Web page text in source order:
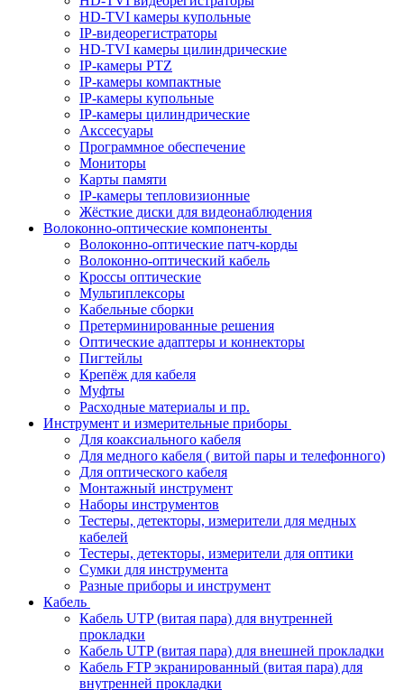
HD-TVI камеры купольные
IP-видеорегистраторы
HD-TVI камеры цилиндрические
IP-камеры PTZ
IP-камеры компактные
IP-камеры купольные
IP-камеры цилиндрические
Акссесуары
Программное обеспечение
Мониторы
Карты памяти
IP-камеры тепловизионные
Жёсткие диски для видеонаблюдения
Волоконно-оптические компоненты
Волоконно-оптические патч-корды
Волоконно-оптический кабель
Кроссы оптические
Мультиплексоры
Кабельные сборки
Претерминированные решения
Оптические адаптеры и коннекторы
Пигтейлы
Крепёж для кабеля
Муфты
Расходные материалы и пр.
Инструмент и измерительные приборы
Для коаксиального кабеля
Для медного кабеля ( витой пары и телефонного)
Для оптического кабеля
Монтажный инструмент
Наборы инструментов
Тестеры, детекторы, измерители для медных
кабелей
Тестеры, детекторы, измерители для оптики
Сумки для инструмента
Разные приборы и инструмент
Кабель
Кабель UTP (витая пара) для внутренней
прокладки
Кабель UTP (витая пара) для внешней прокладки
Кабель FTP экранированный (витая пара) для
внутренней прокладки